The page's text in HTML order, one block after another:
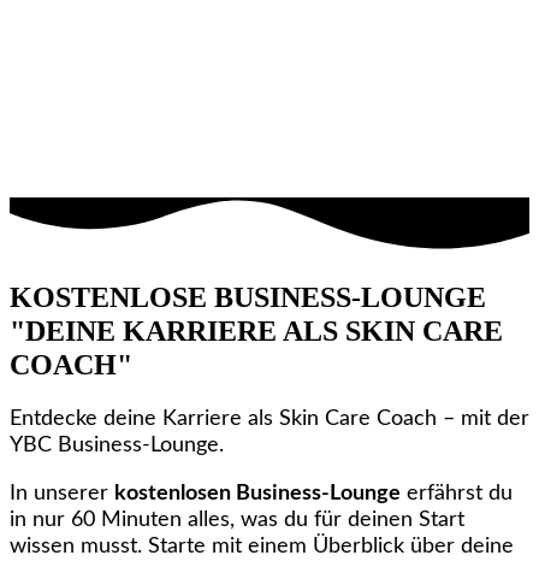
KOSTENLOSE BUSINESS-LOUNGE
"DEINE KARRIERE ALS SKIN CARE
COACH"
Entdecke deine Karriere als Skin Care Coach – mit der
YBC Business-Lounge.
In unserer kostenlosen Business-Lounge erfährst du
in nur 60 Minuten alles, was du für deinen Start
wissen musst. Starte mit einem Überblick über deine